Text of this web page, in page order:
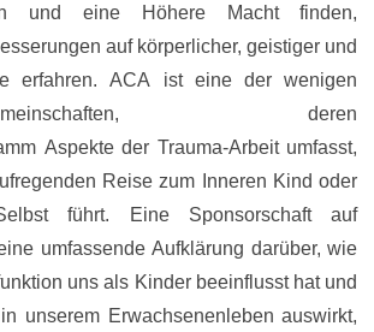
und eine Höhere Macht finden,
auf körperlicher, geistiger und
erfahren. ACA ist eine der wenigen
Gemeinschaften, deren
Aspekte der Trauma-Arbeit umfasst,
Reise zum Inneren Kind oder
führt. Eine Sponsorschaft auf
umfassende Aufklärung darüber, wie
uns als Kinder beeinflusst hat und
unserem Erwachsenenleben auswirkt,